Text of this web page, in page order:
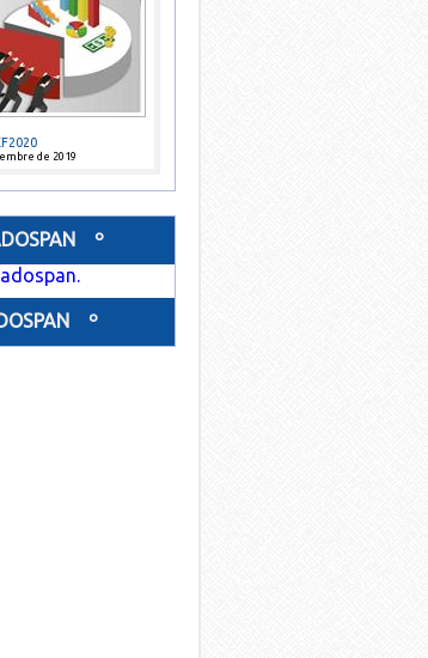
de 2019
º
º